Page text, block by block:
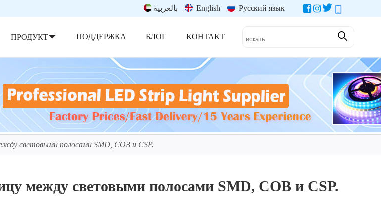
بالعربية English Русский язык
ПРОДУКТ ПОДДЕРЖКА БЛОГ КОНТАКТ
световыми полосами SMD, COB и CSP.
между световыми полосами SMD, COB и CSP.